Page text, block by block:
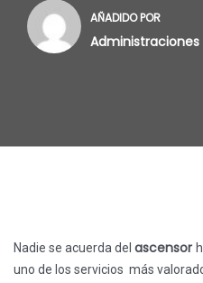
AÑADIDO POR
Administraciones
Nadie se acuerda del ascensor
uno de los servicios más